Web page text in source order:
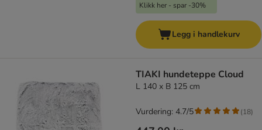
Klikk her - spar -30%
Legg i handlekurv
TIAKI hundeteppe Cloud
L 140 x B 125 cm
Vurdering: 4.7/5 (18)